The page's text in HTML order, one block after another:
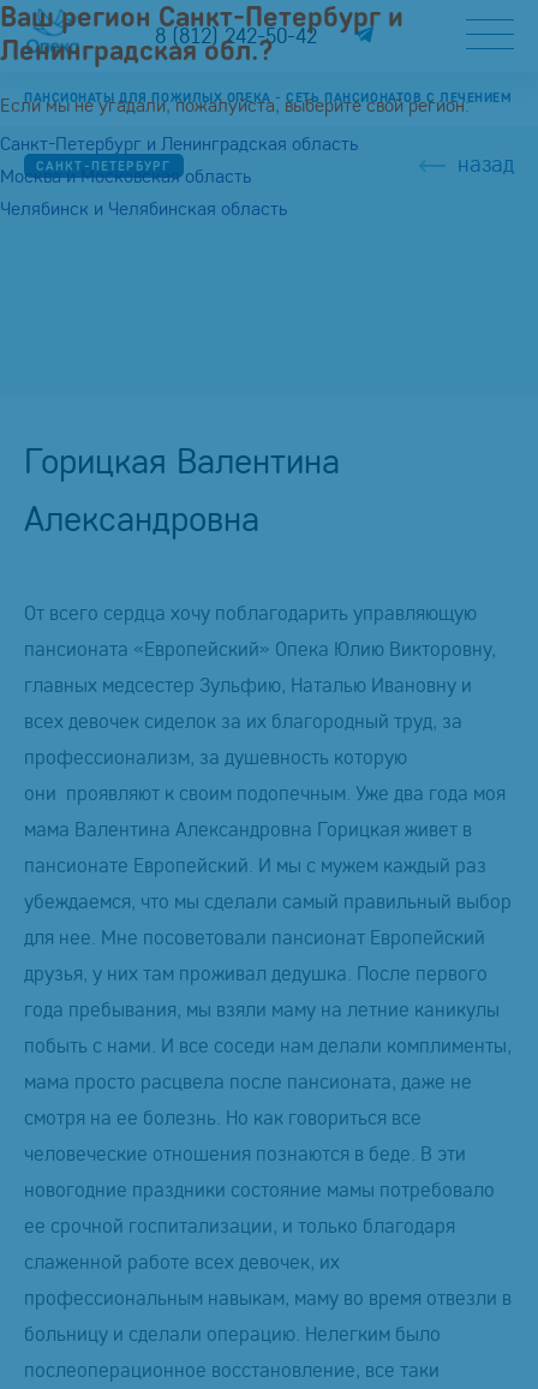
8 (812) 242-50-42
ПАНСИОНАТЫ ДЛЯ ПОЖИЛЫХ ОПЕКА - СЕТЬ ПАНСИОНАТОВ С ЛЕЧЕНИЕМ
САНКТ-ПЕТЕРБУРГ назад
Горицкая Валентина
Александровна
От всего сердца хочу поблагодарить управляющую
пансионата «Европейский» Опека Юлию Викторовну,
главных медсестер Зульфию, Наталью Ивановну и
всех девочек сиделок за их благородный труд, за
профессионализм, за душевность которую
они проявляют к своим подопечным. Уже два года моя
мама Валентина Александровна Горицкая живет в
пансионате Европейский. И мы с мужем каждый раз
убеждаемся, что мы сделали самый правильный выбор
для нее. Мне посоветовали пансионат Европейский
друзья, у них там проживал дедушка. После первого
года пребывания, мы взяли маму на летние каникулы
побыть с нами. И все соседи нам делали комплименты,
мама просто расцвела после пансионата, даже не
смотря на ее болезнь. Но как говориться все
человеческие отношения познаются в беде. В эти
новогодние праздники состояние мамы потребовало
ее срочной госпитализации, и только благодаря
слаженной работе всех девочек, их
профессиональным навыкам, маму во время отвезли в
больницу и сделали операцию. Нелегким было
послеоперационное восстановление, все таки
Ваш регион Санкт-Петербург и
Ленинградская обл.?
Если мы не угадали, пожалуйста, выберите свой регион:
Санкт-Петербург и Ленинградская область
Москва и Московская область
Челябинск и Челябинская область